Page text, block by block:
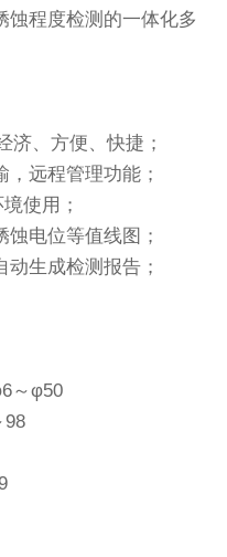
蚀程度检测的一体化多
济、方便、快捷；
远程管理功能；
使用；
电位等值线图；
生成检测报告；
～φ50
98